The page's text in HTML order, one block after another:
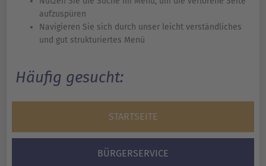
aufzuspüren
Navigieren Sie sich durch unser leicht verständliches
und gut strukturiertes Menü
Häufig gesucht:
STARTSEITE
BÜRGERSERVICE